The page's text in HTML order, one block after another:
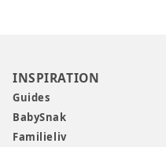
INSPIRATION
Guides
BabySnak
Familieliv